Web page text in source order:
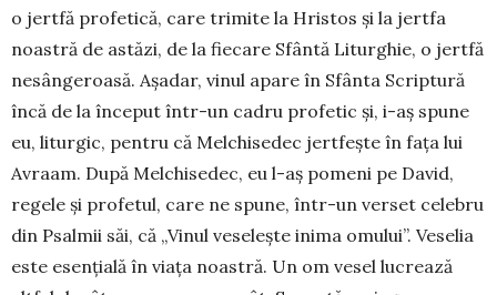
o jertfă profetică, care trimite la Hristos și la jertfa
noastră de astăzi, de la fiecare Sfântă Liturghie, o jertfă
nesângeroasă. Așadar, vinul apare în Sfânta Scriptură
încă de la început într-un cadru profetic și, i-aș spune
eu, li­tur­gic, pentru că Melchisedec jertfește în fața lui
Avraam. După Melchisedec, eu l-aș pomeni pe David,
regele și profetul, care ne spune, într-un verset celebru
din Psalmii săi, că „Vinul veselește inima omului”. Veselia
este esențială în viața noas­tră. Un om vesel lucrează